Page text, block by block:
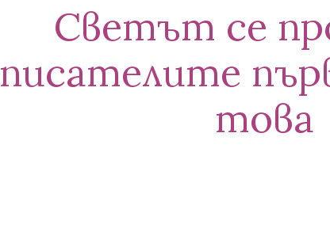
Светът се
писателите
това